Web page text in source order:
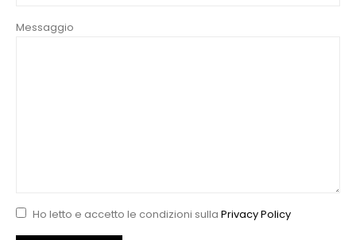
Messaggio
Ho letto e accetto le condizioni sulla Privacy Policy